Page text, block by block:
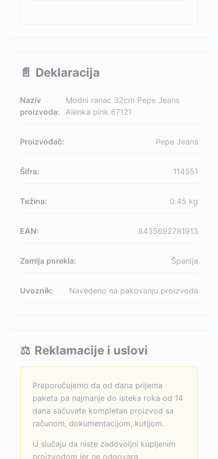
📄 Deklaracija
Naziv
proizvoda:
Modni ranac 32cm Pepe Jeans
Alenka pink 67121
Proizvođač: Pepe Jeans
Šifra: 114551
Težina: 0.45 kg
EAN: 8435692781913
Zemlja porekla: Španija
Uvoznik: Navedeno na pakovanju proizvoda
⚖️ Reklamacije i uslovi
Preporučujemo da od dana prijema
paketa pa najmanje do isteka roka od 14
dana sačuvate kompletan proizvod sa
računom, dokumentacijom, kutijom.
U slučaju da niste zadovoljni kupljenim
proizvodom jer ne odgovara